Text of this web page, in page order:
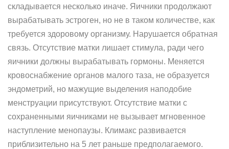
складывается несколько иначе. Яичники продолжают
вырабатывать эстроген, но не в таком количестве, как
требуется здоровому организму. Нарушается обратная
связь. Отсутствие матки лишает стимула, ради чего
яичники должны вырабатывать гормоны. Меняется
кровоснабжение органов малого таза, не образуется
эндометрий, но мажущие выделения наподобие
менструации присутствуют. Отсутствие матки с
сохраненными яичниками не вызывает мгновенное
наступление менопаузы. Климакс развивается
приблизительно на 5 лет раньше предполагаемого.